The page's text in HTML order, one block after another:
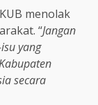
menolak
“Jangan
yang
secara